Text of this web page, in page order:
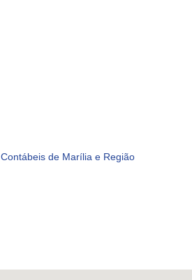
de Marília e Região